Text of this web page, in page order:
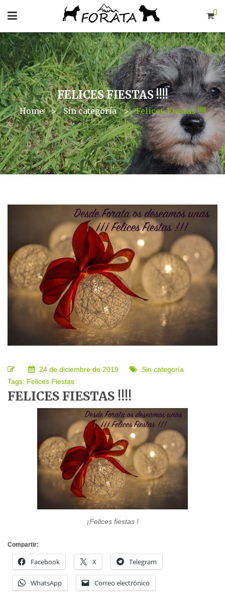
0
FELICES FIESTAS !!!!
Home > Sin categoría > Felices Fiestas !!!!
24 de diciembre de 2019
Sin categoría
Tags: Felices Fiestas
FELICES FIESTAS !!!!
¡Felices fiestas !
Compartir:
Facebook X Telegram
WhatsApp Correo electrónico